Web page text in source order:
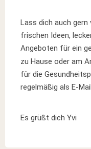
Lass dich auch
frischen Ideen,
Angeboten für ein
zu Hause oder am
für die
regelmäßig als E-
Es grüßt dich Yvi